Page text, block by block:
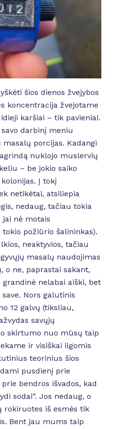
šios dienos žvejybos
koncentracija žvejotame
karšiai – tik pavieniai.
darbinį meniu
porcijas. Kadangi
nuklojo muslervių
– be jokio saiko
Į tokį
netikėtai, atsiliepia
nedaug, tačiau tokia
nė motais
požiūrio šalininkas).
neaktyvios, tačiau
masalų naudojimas
o ne, paprastai sakant,
grandinė nelabai aiški, bet
Nors galutinis
12 galvų (tiksliau,
savųjų
skirtumo nuo mūsų taip
ir visiškai ilgomis
teorinius šios
pusdienį prie
bendros išvados, kad
sodai“. Jos nedaug, o
rokiruotes iš esmės tik
Bent jau mums taip